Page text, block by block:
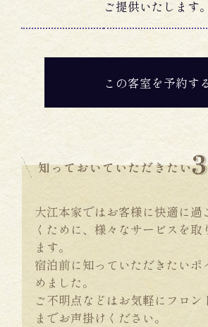
ご提供いたします。
この客室を予約する
大江本家ではお客様に快適に過
くために、様々なサービスを取
ます。
宿泊前に知っていただきたいポ
めました。
ご不明点などはお気軽にフロン
までお声掛けください。